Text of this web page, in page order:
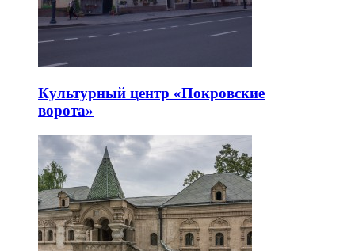
Культурный центр «Покровские
ворота»